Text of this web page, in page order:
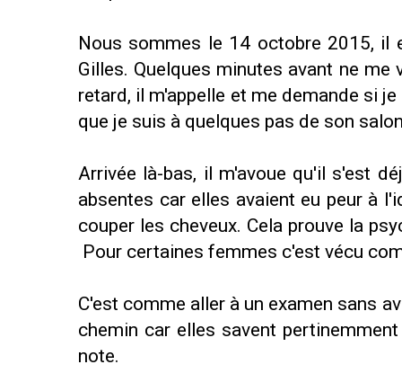
Nous sommes le 14 octobre 2015, il
Gilles. Quelques minutes avant ne
retard, il m'appelle et me demande si
que je suis à quelques pas de son
Arrivée là-bas, il m'avoue qu'il s'est
absentes car elles avaient eu peur à
couper les cheveux. Cela prouve la
Pour certaines femmes c'est vécu
C'est comme aller à un examen sans
chemin car elles savent
note.